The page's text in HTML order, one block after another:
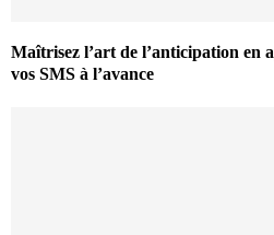
Maîtrisez l’art de l’anticipation en
vos SMS à l’avance